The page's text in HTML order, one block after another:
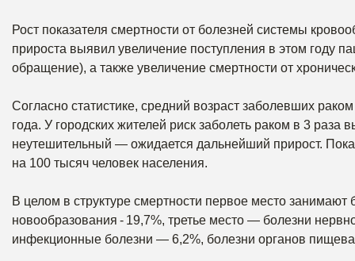
Рост показателя смертности от болезней системы
прироста выявил увеличение поступления в этом
обращение), а также увеличение смертности от
Согласно статистике, средний возраст заболевших
года. У городских жителей риск заболеть раком в 3
неутешительный — ожидается дальнейший прирост.
на 100 тысяч человек населения.
В целом в структуре смертности первое место
новообразования - 19,7%, третье место — болезни
инфекционные болезни — 6,2%, болезни органов